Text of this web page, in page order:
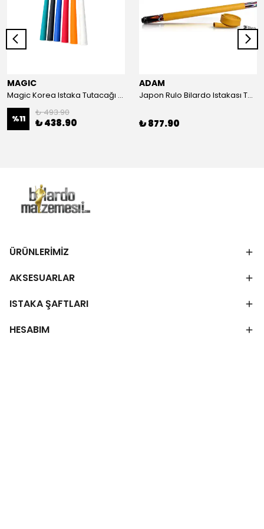
MAGIC
Magic Korea Istaka Tutacağı - Mavi
%11
₺ 493.90
₺ 438.90
ADAM
Japon Rulo Bilardo Istakası Tutacağı - Hardal
₺ 877.90
ÜRÜNLERİMİZ
AKSESUARLAR
ISTAKA ŞAFTLARI
HESABIM